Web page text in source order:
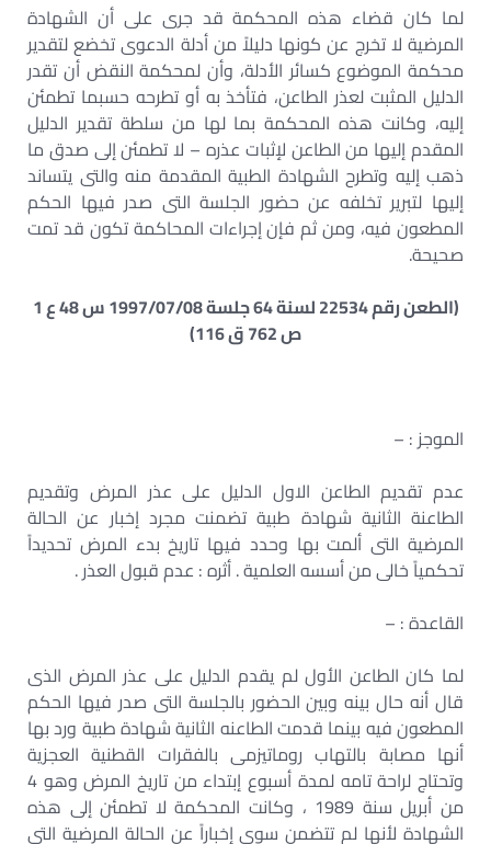
لما كان قضاء هذه المحكمة قد جرى على أن الشهادة
المرضية لا تخرج عن كونها دليلاً من أدلة الدعوى تخضع لتقدير
محكمة الموضوع كسائر الأدلة، وأن لمحكمة النقض أن تقدر
الدليل المثبت لعذر الطاعن، فتأخذ به أو تطرحه حسبما تطمئن
إليه، وكانت هذه المحكمة بما لها من سلطة تقدير الدليل
المقدم إليها من الطاعن لإثبات عذره – لا تطمئن إلى صدق ما
ذهب إليه وتطرح الشهادة الطبية المقدمة منه والتى يتساند
إليها لتبرير تخلفه عن حضور الجلسة التى صدر فيها الحكم
المطعون فيه، ومن ثم فإن إجراءات المحاكمة تكون قد تمت
صحيحة.
(الطعن رقم 22534 لسنة 64 جلسة 1997/07/08 س 48 ع 1
ص 762 ق 116)
الموجز : –
عدم تقديم الطاعن الاول الدليل على عذر المرض وتقديم
الطاعنة الثانية شهادة طبية تضمنت مجرد إخبار عن الحالة
المرضية التى ألمت بها وحدد فيها تاريخ بدء المرض تحديداً
تحكمياً خالى من أسسه العلمية . أثره : عدم قبول العذر .
القاعدة : –
لما كان الطاعن الأول لم يقدم الدليل على عذر المرض الذى
قال أنه حال بينه وبين الحضور بالجلسة التى صدر فيها الحكم
المطعون فيه بينما قدمت الطاعنه الثانية شهادة طبية ورد بها
أنها مصابة بالتهاب روماتيزمى بالفقرات القطنية العجزية
وتحتاج لراحة تامه لمدة أسبوع إبتداء من تاريخ المرض وهو 4
من أبريل سنة 1989 ، وكانت المحكمة لا تطمئن إلى هذه
الشهادة لأنها لم تتضمن سوى إخباراً عن الحالة المرضية التى